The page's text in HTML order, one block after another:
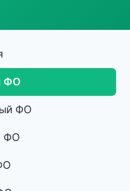
ФО
ФО
ФО